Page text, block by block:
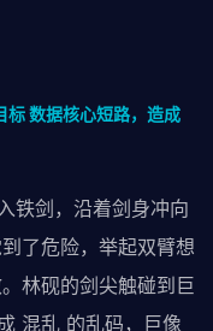
标 数据核心短路，造成
铁剑，沿着剑身冲向
了危险，举起双臂想
林砚的剑尖触碰到巨
混乱 的乱码，巨像